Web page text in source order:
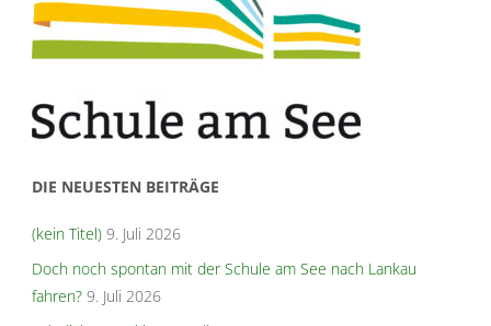
DIE NEUESTEN BEITRÄGE
(kein Titel) 9. Juli 2026
Doch noch spontan mit der Schule am See nach Lankau
fahren? 9. Juli 2026